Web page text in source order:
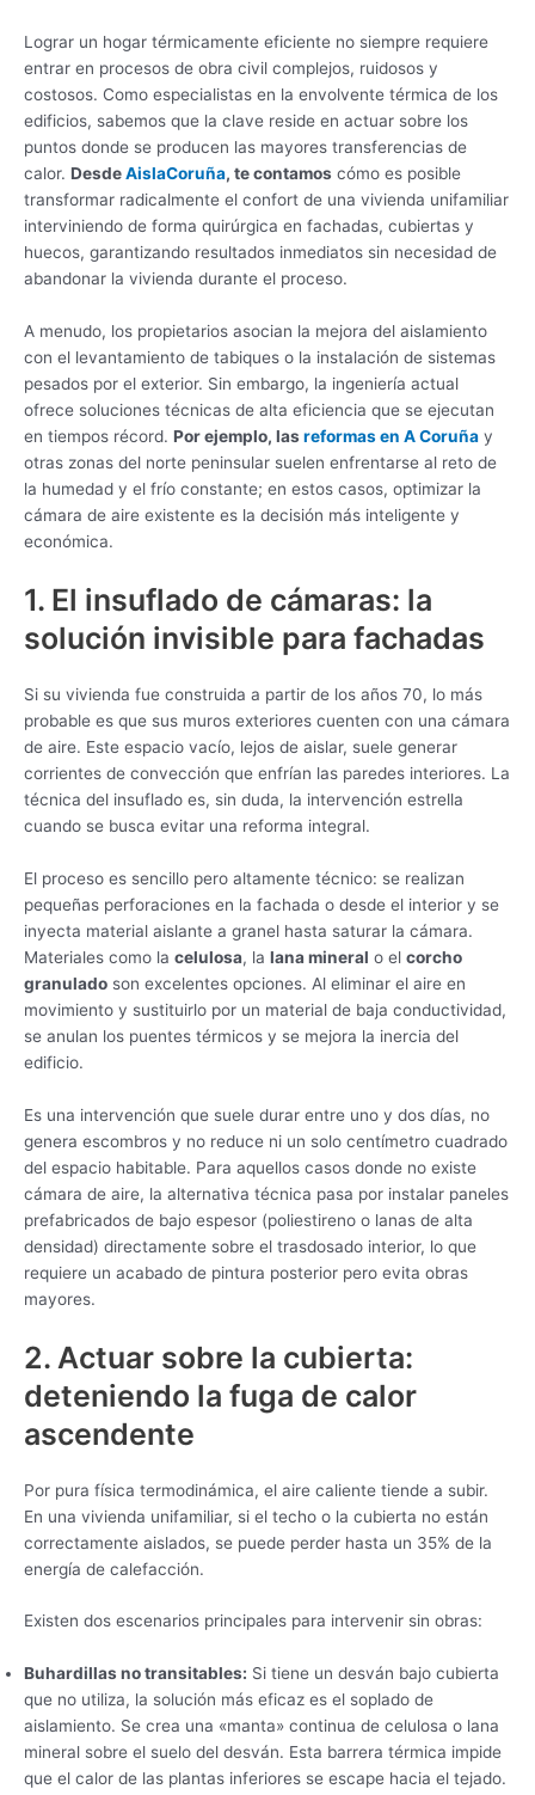
Lograr un hogar térmicamente eficiente no siempre requiere
entrar en procesos de obra civil complejos, ruidosos y
costosos. Como especialistas en la envolvente térmica de los
edificios, sabemos que la clave reside en actuar sobre los
puntos donde se producen las mayores transferencias de
calor. DesdeAislaCoruña, te contamos cómo es posible
transformar radicalmente el confort de una vivienda unifamiliar
interviniendo de forma quirúrgica en fachadas, cubiertas y
huecos, garantizando resultados inmediatos sin necesidad de
abandonar la vivienda durante el proceso.
A menudo, los propietarios asocian la mejora del aislamiento
con el levantamiento de tabiques o la instalación de sistemas
pesados por el exterior. Sin embargo, la ingeniería actual
ofrece soluciones técnicas de alta eficiencia que se ejecutan
en tiempos récord. Por ejemplo, lasreformas en A Coruña y
otras zonas del norte peninsular suelen enfrentarse al reto de
la humedad y el frío constante; en estos casos, optimizar la
cámara de aire existente es la decisión más inteligente y
económica.
1. El insuflado de cámaras: la
solución invisible para fachadas
Si su vivienda fue construida a partir de los años 70, lo más
probable es que sus muros exteriores cuenten con una cámara
de aire. Este espacio vacío, lejos de aislar, suele generar
corrientes de convección que enfrían las paredes interiores. La
técnica del insuflado es, sin duda, la intervención estrella
cuando se busca evitar una reforma integral.
El proceso es sencillo pero altamente técnico: se realizan
pequeñas perforaciones en la fachada o desde el interior y se
inyecta material aislante a granel hasta saturar la cámara.
Materiales como la celulosa, la lana mineral o el corcho
granulado son excelentes opciones. Al eliminar el aire en
movimiento y sustituirlo por un material de baja conductividad,
se anulan los puentes térmicos y se mejora la inercia del
edificio.
Es una intervención que suele durar entre uno y dos días, no
genera escombros y no reduce ni un solo centímetro cuadrado
del espacio habitable. Para aquellos casos donde no existe
cámara de aire, la alternativa técnica pasa por instalar paneles
prefabricados de bajo espesor (poliestireno o lanas de alta
densidad) directamente sobre el trasdosado interior, lo que
requiere un acabado de pintura posterior pero evita obras
mayores.
2. Actuar sobre la cubierta:
deteniendo la fuga de calor
ascendente
Por pura física termodinámica, el aire caliente tiende a subir.
En una vivienda unifamiliar, si el techo o la cubierta no están
correctamente aislados, se puede perder hasta un 35% de la
energía de calefacción.
Existen dos escenarios principales para intervenir sin obras:
Buhardillas no transitables: Si tiene un desván bajo cubierta
que no utiliza, la solución más eficaz es el soplado de
aislamiento. Se crea una «manta» continua de celulosa o lana
mineral sobre el suelo del desván. Esta barrera térmica impide
que el calor de las plantas inferiores se escape hacia el tejado.